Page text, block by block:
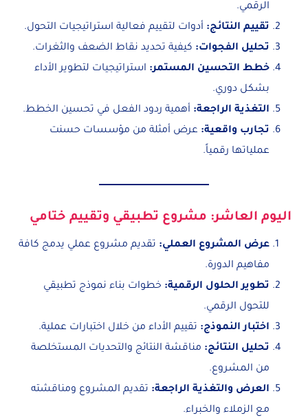
الرقمي.
تقييم النتائج: أدوات لتقييم فعالية استراتيجيات التحول.
تحليل الفجوات: كيفية تحديد نقاط الضعف والثغرات.
خطط التحسين المستمر: استراتيجيات لتطوير الأداء
بشكل دوري.
التغذية الراجعة: أهمية ردود الفعل في تحسين الخطط.
تجارب واقعية: عرض أمثلة من مؤسسات حسنت
عملياتها رقمياً.
اليوم العاشر: مشروع تطبيقي وتقييم ختامي
عرض المشروع العملي: تقديم مشروع عملي يدمج كافة
مفاهيم الدورة.
تطوير الحلول الرقمية: خطوات بناء نموذج تطبيقي
للتحول الرقمي.
اختبار النموذج: تقييم الأداء من خلال اختبارات عملية.
تحليل النتائج: مناقشة النتائج والتحديات المستخلصة
من المشروع.
العرض والتغذية الراجعة: تقديم المشروع ومناقشته
مع الزملاء والخبراء.